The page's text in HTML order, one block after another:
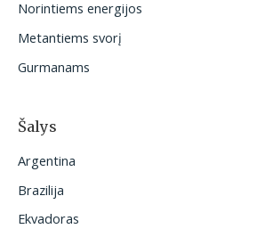
:
Norintiems energijos
Metantiems svorį
Gurmanams
Šalys
Argentina
Brazilija
Ekvadoras